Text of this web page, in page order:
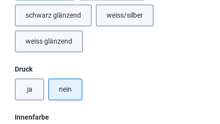
schwarz glänzend weiss/silber
weiss glänzend
Druckauswählen
ja nein
Innenfarbeauswählen